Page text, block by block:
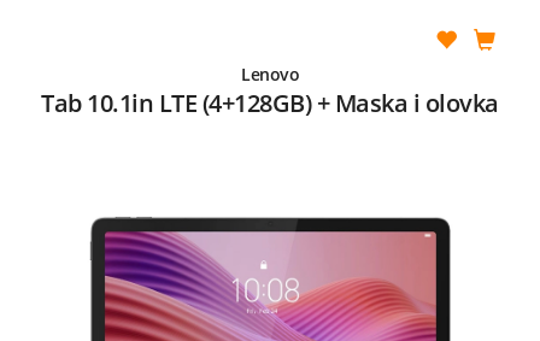
Lenovo
Tab 10.1in LTE (4+128GB) + Maska i olovka